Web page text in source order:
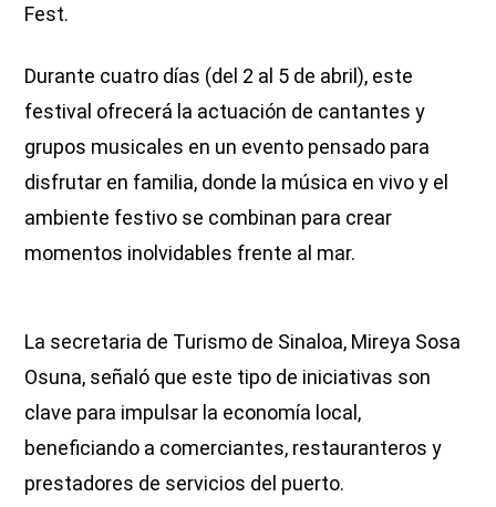
Fest.
Durante cuatro días (del 2 al 5 de abril), este
festival ofrecerá la actuación de cantantes y
grupos musicales en un evento pensado para
disfrutar en familia, donde la música en vivo y el
ambiente festivo se combinan para crear
momentos inolvidables frente al mar.
La secretaria de Turismo de Sinaloa, Mireya Sosa
Osuna, señaló que este tipo de iniciativas son
clave para impulsar la economía local,
beneficiando a comerciantes, restauranteros y
prestadores de servicios del puerto.